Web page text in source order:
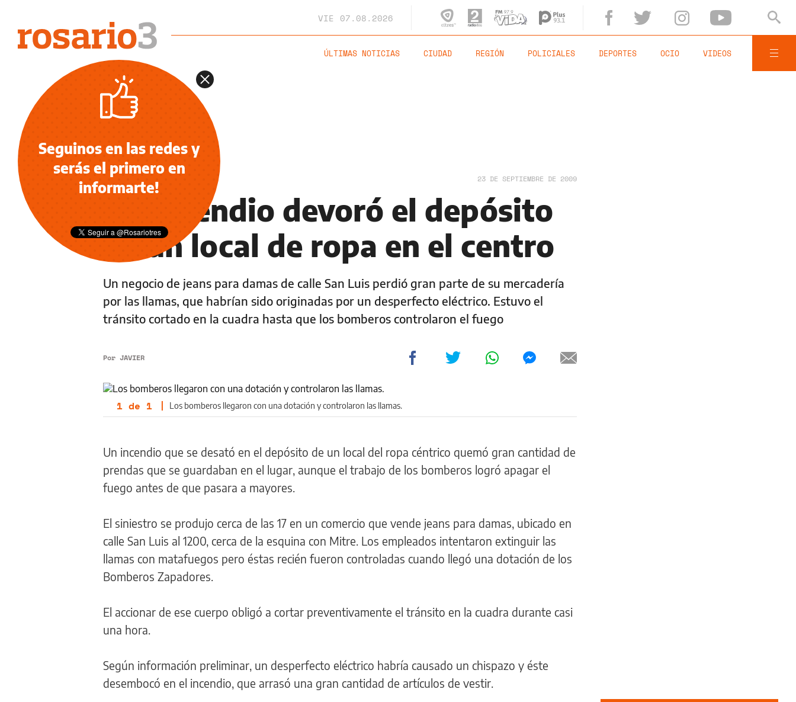
VIE 07.08.2026
ÚLTIMAS NOTICIAS CIUDAD REGIÓN POLICIALES DEPORTES OCIO VIDEOS
NOTICIAS 23 DE SEPTIEMBRE DE 2009
Un incendio devoró el depósito
de un local de ropa en el centro
Un negocio de jeans para damas de calle San Luis perdió gran parte de su mercadería
por las llamas, que habrían sido originadas por un desperfecto eléctrico. Estuvo el
tránsito cortado en la cuadra hasta que los bomberos controlaron el fuego
Por JAVIER
1 de 1 | Los bomberos llegaron con una dotación y controlaron las llamas.
Un incendio que se desató en el depósito de un local del ropa céntrico quemó gran cantidad de
prendas que se guardaban en el lugar, aunque el trabajo de los bomberos logró apagar el
fuego antes de que pasara a mayores.
El siniestro se produjo cerca de las 17 en un comercio que vende jeans para damas, ubicado en
calle San Luis al 1200, cerca de la esquina con Mitre. Los empleados intentaron extinguir las
llamas con matafuegos pero éstas recién fueron controladas cuando llegó una dotación de los
Bomberos Zapadores.
El accionar de ese cuerpo obligó a cortar preventivamente el tránsito en la cuadra durante casi
una hora.
Según información preliminar, un desperfecto eléctrico habría causado un chispazo y éste
desembocó en el incendio, que arrasó una gran cantidad de artículos de vestir.
Seguinos en las redes y
serás el primero en
informarte!